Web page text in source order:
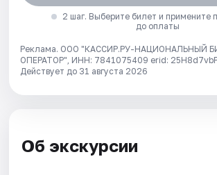
2 шаг. Выберите билет и примените
до оплаты
Реклама. ООО "КАССИР.РУ-НАЦИОНАЛЬНЫЙ
ОПЕРАТОР", ИНН: 7841075409 erid:
Действует до 31 августа 2026
Об экскурсии